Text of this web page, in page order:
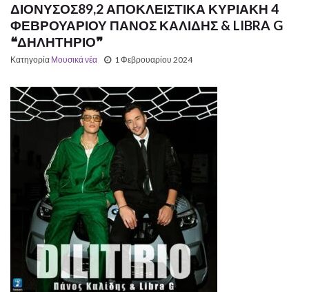
ΔΙΟΝΥΣΟΣ89,2 ΑΠΟΚΛΕΙΣΤΙΚΑ ΚΥΡΙΑΚΗ 4
ΦΕΒΡΟΥΑΡΙΟΥ ΠΑΝΟΣ ΚΑΛΙΔΗΣ & LIBRA G
❝ΔΗΛΗΤΗΡΙΟ❞
Κατηγορία Μουσικά νέα 1 Φεβρουαρίου 2024